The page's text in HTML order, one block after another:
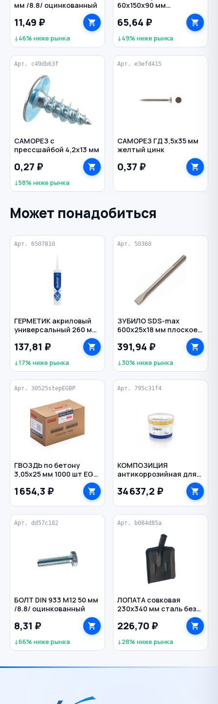
мм /8.8/ оцинкованный
11,49 ₽
↓46% ниже рынка
60х150х90 мм
65,64 ₽
↓49% ниже рынка
Арт. c49db63f
САМОРЕЗ с
прессшайбой 4,2х13 мм
0,27 ₽
↓58% ниже рынка
Арт. e3efd415
САМОРЕЗ ГД 3,5х35 мм
желтый цинк
0,37 ₽
Может понадобиться
Арт. 6507810
ГЕРМЕТИК акриловый
универсальный 260 мл
137,81 ₽
↓17% ниже рынка
Арт. 50360
ЗУБИЛО SDS-max
600х25х18 мм плоское
391,94 ₽
↓30% ниже рынка
Арт. 30525stepEGBP
ГВОЗДЬ по бетону
3,05х25 мм 1000 шт EG
1 654,3 ₽
Арт. 795c31f4
КОМПОЗИЦИЯ
антикоррозийная для
металла 25 кг ЦИНОЛ
34 637,2 ₽
Арт. dd57c182
БОЛТ DIN 933 M12 50 мм
/8.8/ оцинкованный
8,31 ₽
↓66% ниже рынка
Арт. b084d85a
ЛОПАТА совковая
230х340 мм сталь без
226,70 ₽
↓28% ниже рынка